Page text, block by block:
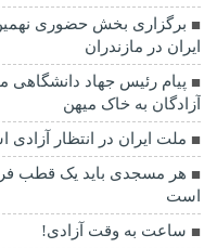
برگزاری بخش حضوری
ایران در مازندران
پیام رئیس جهاد دانشگاهی
آزادگان به خاک میهن
ملت ایران در انتظار آزادی
هر مسجدی باید یک قطب
است
ساعت به وقت آزادی!